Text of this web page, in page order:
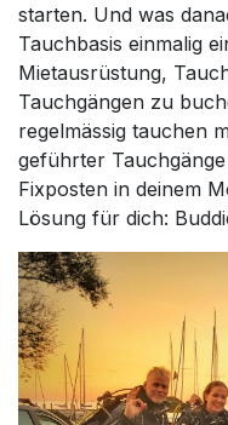
starten. Und was
Tauchbasis einmalig
Mietausrüstung,
Tauchgängen zu
regelmässig tauchen
geführter
Fixposten in deinem
Lösung für dich: